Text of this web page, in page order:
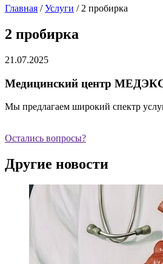
Главная /Услуги / 2 пробирка
2 пробирка
21.07.2025
Медицинский центр
Мы предлагаем широкий спектр
Остались вопросы?
Другие новости